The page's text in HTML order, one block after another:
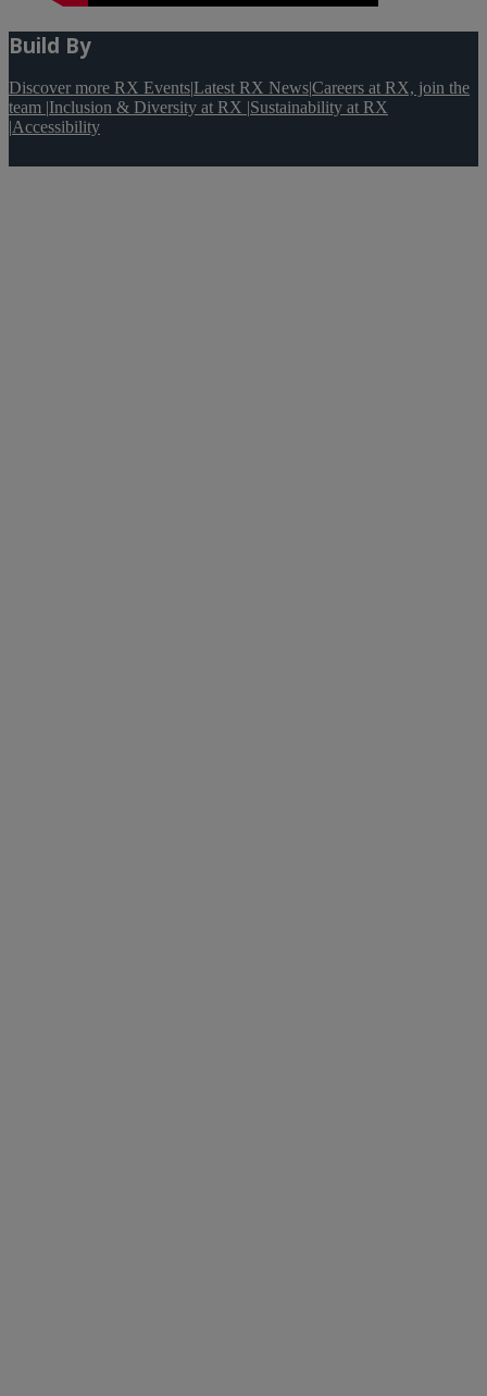
Build By
Discover more RX Events|Latest RX News|Careers at RX, join the
team |Inclusion & Diversity at RX |Sustainability at RX
|Accessibility